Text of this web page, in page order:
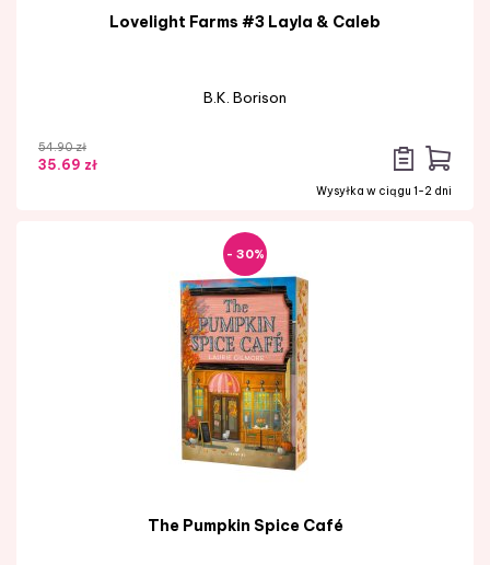
Lovelight Farms #3 Layla & Caleb
B.K. Borison
54.90 zł
35.69 zł
Wysyłka w ciągu 1-2 dni
- 30%
The Pumpkin Spice Café